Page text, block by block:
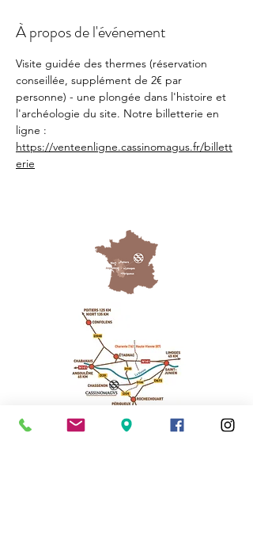
À propos de l'événement
Visite guidée des thermes (réservation
conseillée, supplément de 2€ par
personne) - une plongée dans l'histoire et
l'archéologie du site. Notre billetterie en
ligne :
https://venteenligne.cassinomagus.fr/billett
erie
Cassinomagus